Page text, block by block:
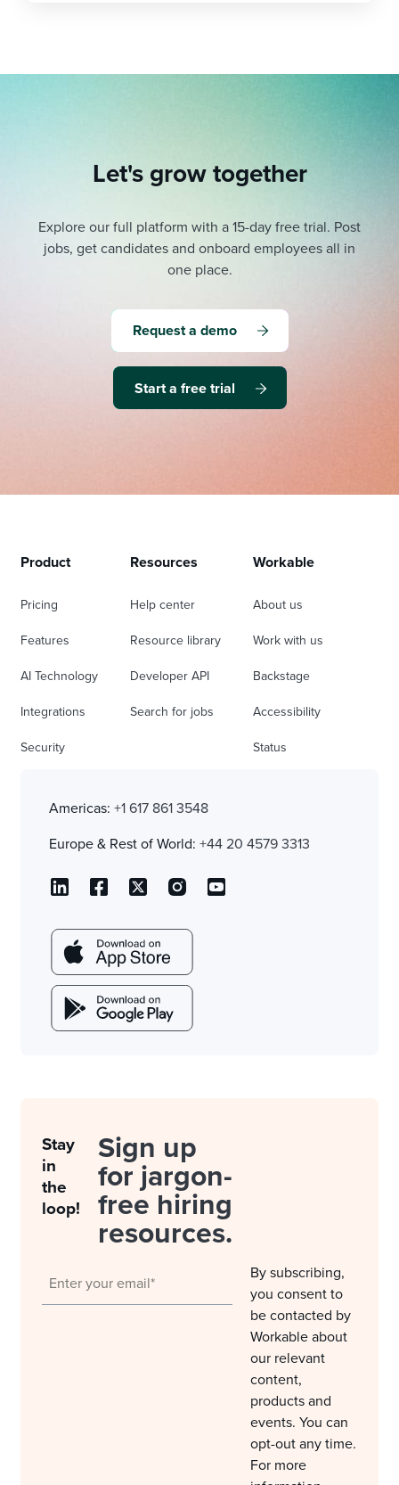
Let's grow together
Explore our full platform with a 15-day free trial. Post
jobs, get candidates and onboard employees all in
one place.
Request a demo
Start a free trial
Product
Pricing
Features
AI Technology
Integrations
Security
Resources
Help center
Resource library
Developer API
Search for jobs
Workable
About us
Work with us
Backstage
Accessibility
Status
Americas: +1 617 861 3548
Europe & Rest of World: +44 20 4579 3313
Stay
in
the
loop!
Sign up
for jargon-
free hiring
resources.
By subscribing,
you consent to
be contacted by
Workable about
our relevant
content,
products and
events. You can
opt-out any time.
For more